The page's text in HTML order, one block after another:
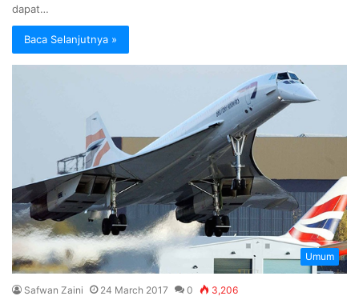
dapat…
Baca Selanjutnya »
Umum
Safwan Zaini 24 March 2017 0 3,206